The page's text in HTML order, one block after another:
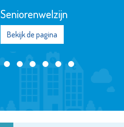
Seniorenwelzijn
Bekijk de pagina